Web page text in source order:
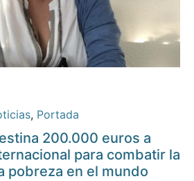
, Portada
200.000 euros a
para combatir la
pobreza en el mundo